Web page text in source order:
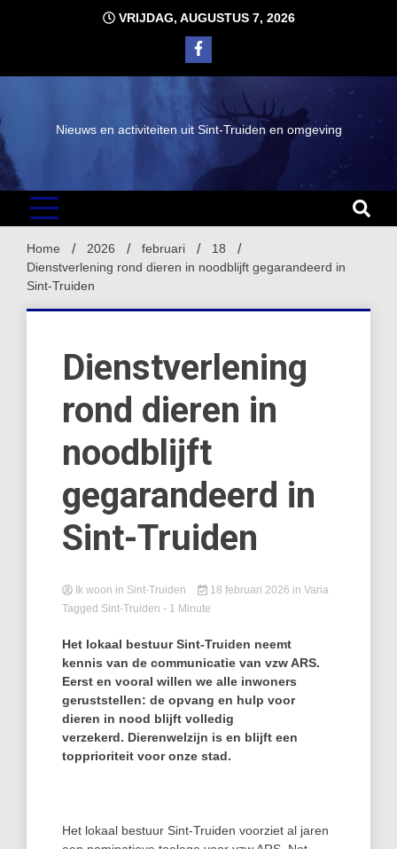
VRIJDAG, AUGUSTUS 7, 2026
Nieuws en activiteiten uit Sint-Truiden en omgeving
Home 2026 februari
18
Dienstverlening rond dieren in noodblijft gegarandeerd in
Sint-Truiden
Dienstverlening
rond dieren in
noodblijft
gegarandeerd in
Sint-Truiden
Ik woon in Sint-Truiden 18 februari 2026 in Varia
Tagged Sint-Truiden - 1 Minute
Het lokaal bestuur Sint-Truiden neemt
kennis van de communicatie van vzw ARS.
Eerst en vooral willen we alle inwoners
geruststellen: de opvang en hulp voor
dieren in nood blijft volledig
verzekerd. Dierenwelzijn is en blijft een
topprioriteit voor onze stad.
Het lokaal bestuur Sint-Truiden voorziet al jaren